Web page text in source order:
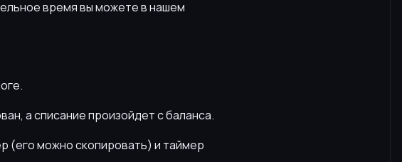
время вы можете в нашем
а списание произойдет с баланса.
(его можно скопировать) и таймер